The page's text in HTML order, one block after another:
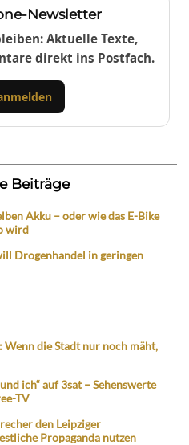
Newsletter
Aktuelle Texte,
direkt ins Postfach.
Beiträge
Akku – oder wie das E-Bike
wird
Drogenhandel in geringen
die Stadt nur noch mäht,
ich“ auf 3sat – Sehenswerte
TV
den Leipziger
Propaganda nutzen